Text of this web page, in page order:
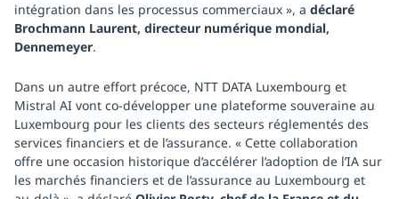
intégration dans les processus commerciaux », a déclaré
Brochmann Laurent, directeur numérique mondial,
Dennemeyer.
Dans un autre effort précoce, NTT DATA Luxembourg et
Mistral AI vont co-développer une plateforme souveraine au
Luxembourg pour les clients des secteurs réglementés des
services financiers et de l’assurance. « Cette collaboration
offre une occasion historique d’accélérer l’adoption de l’IA sur
les marchés financiers et de l’assurance au Luxembourg et